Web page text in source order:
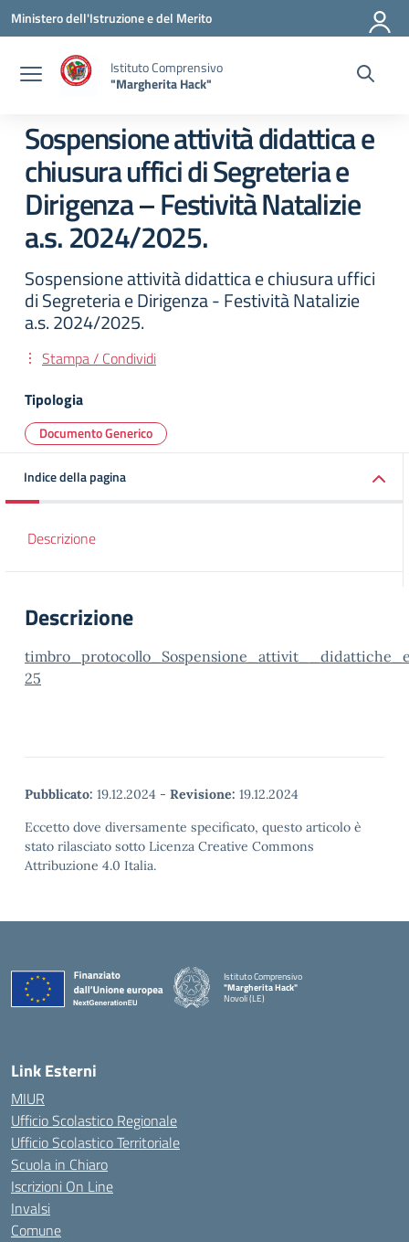
Vai ai contenuti
Vai al menu di navigazione
Vai al footer
Ministero dell'Istruzione e del Merito
Istituto Comprensivo
"Margherita Hack"
Sospensione attività didattica e
chiusura uffici di Segreteria e
Dirigenza – Festività Natalizie
a.s. 2024/2025.
Sospensione attività didattica e chiusura uffici
di Segreteria e Dirigenza - Festività Natalizie
a.s. 2024/2025.
Stampa / Condividi
Tipologia
Documento Generico
Indice della pagina
Descrizione
Descrizione
25
Pubblicato: 19.12.2024 - Revisione: 19.12.2024
Eccetto dove diversamente specificato, questo articolo è
stato rilasciato sotto Licenza Creative Commons
Attribuzione 4.0 Italia.
Istituto Comprensivo
"Margherita Hack"
Novoli (LE)
Link Esterni
MIUR
Ufficio Scolastico Regionale
Ufficio Scolastico Territoriale
Scuola in Chiaro
Iscrizioni On Line
Invalsi
Comune